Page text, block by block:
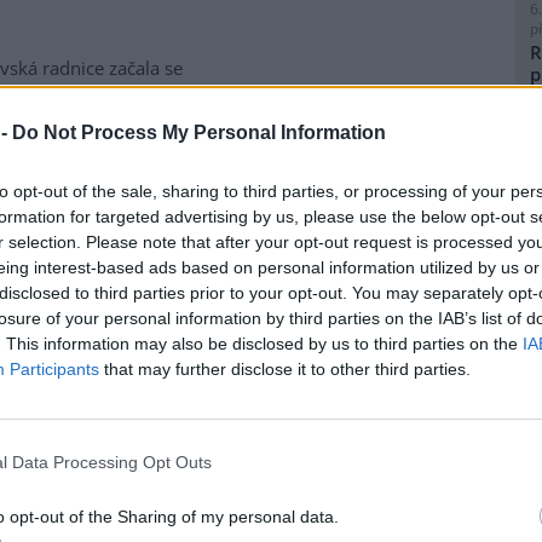
Do Not Process My Personal Information
opt-out of the sale, sharing to third parties, or processing of your
for targeted advertising by us, please use the below opt-out
selection. Please note that after your opt-out request is processed
interest-based ads based on personal information utilized by us
to third parties prior to your opt-out. You may separately
of your personal information by third parties on the IAB’s list of
This information may also be disclosed by us to third parties on the
Participants that may further disclose it to other third parties.
Data Processing Opt Outs
opt-out of the Sharing of my personal data.
radnice začala se
likvidací bolševníku
který patří k
invazním
ve Slezské Ostravě letos
kombinuje chemické i
Gabriela Pokorná.
výrobu nového
Škoda Auto zahájila ve
hlavním závodě v Mladé
sériovou výrobu nového
Jde o největší vůz v